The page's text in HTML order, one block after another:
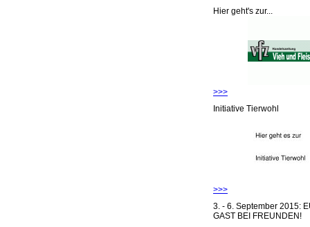
Hier geht's zur...
>>>
Initiative Tierwohl
>>>
3. - 6. September 2015:
GAST BEI FREUNDEN!